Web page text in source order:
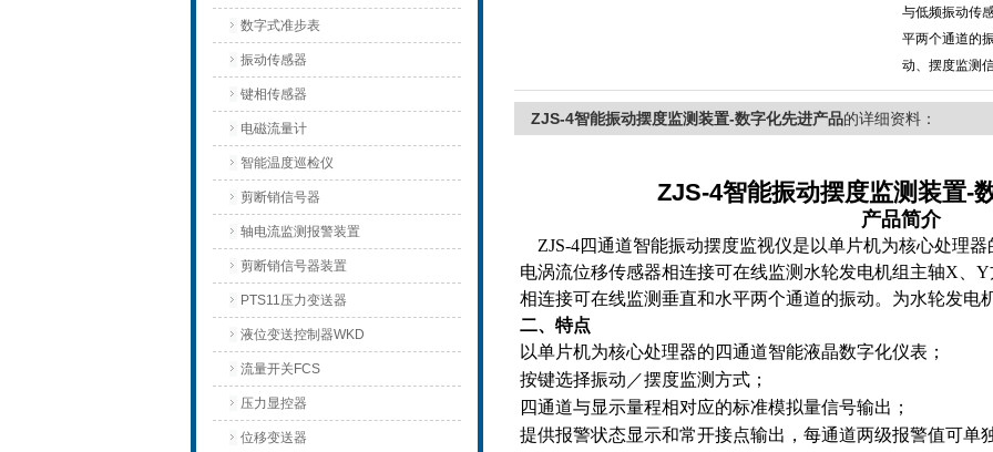
数字式准步表
振动传感器
键相传感器
电磁流量计
智能温度巡检仪
剪断销信号器
轴电流监测报警装置
剪断销信号器装置
PTS11压力变送器
液位变送控制器WKD
流量开关FCS
压力显控器
位移变送器
与低频振动传
平两个通道的
动、摆度监测
ZJS-4智能振动摆度监测装置-数字化先进产品的详细资料：
ZJS-4智能振动摆度监测装置-
产品简介
ZJS-4四通道智能振动摆度监视仪是以单片机为核心处理
电涡流位移传感器相连接可在线监测水轮发电机组主轴X、
相连接可在线监测垂直和水平两个通道的振动。为水轮发电
二、特点
以单片机为核心处理器的四通道智能液晶数字化仪表；
按键选择振动／摆度监测方式；
四通道与显示量程相对应的标准模拟量信号输出；
提供报警状态显示和常开接点输出，每通道两级报警值可单